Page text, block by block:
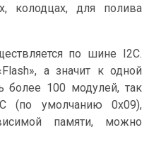
колодцах, для полива
по шине I2C.
а значит к одной
100 модулей, так
(по умолчанию 0x09),
памяти, можно